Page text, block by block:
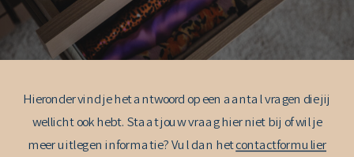
Hieronder vind je het antwoord op een aantal vragen die jij
wellicht ook hebt. Staat jouw vraag hier niet bij of wil je
meer uitleg en informatie? Vul dan hetcontactformulier